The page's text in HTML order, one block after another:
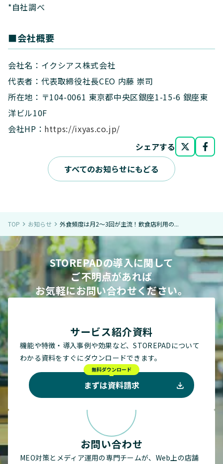
*自社調べ
■会社概要
会社名：イクシアス株式会社
代表者：代表取締役社長CEO 内藤 崇司
所在地：〒104-0061 東京都中央区銀座1-15-6 銀座東
洋ビル10F
会社HP： https://ixyas.co.jp/
シェアする
すべてのお知らせにもどる
TOP navigate_next お知らせ navigate_next 外食頻度は月2〜3回が主流！飲食店利用の...
STOREPADの導入に関して
ご不明点があれば
お気軽にお問い合わせください。
お問い合わせ
MEO対策とメディア運用の専門チームが、Web上の店舗
サービス紹介資料
機能や特徴・導入事例や効果など、STOREPADについて
わかる資料をすぐにダウンロードできます。
無料ダウンロード
まずは資料請求